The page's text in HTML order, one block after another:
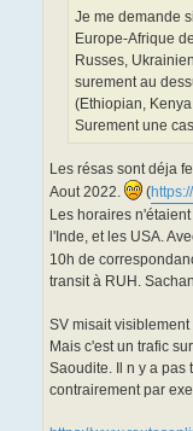
Je me demande
Europe-Afrique
Russes,
surement au
(Ethiopian,
Surement une
Les résas sont déja
Aout 2022.
(
Les horaires
l'Inde, et les USA.
10h de
transit à RUH.
SV misait
Mais c'est un trafic
Saoudite. Il n y a pas
contrairement par